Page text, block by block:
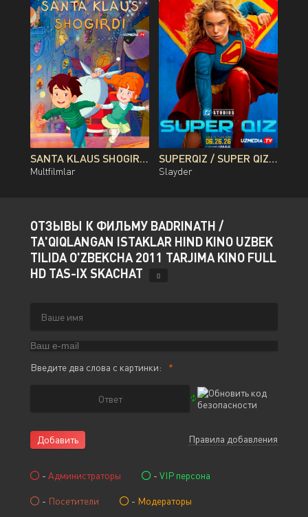
SANTA KLAUS SHOGIRDI MULTFILM UZBEK TILIDA O'ZBEKCHA 2010 TARJIMA KINO FULL HD TAS-IX SKACHAT
Multfilmlar
SUPERQIZ / SUPER QIZ PREMYERA DC FILMI UZBEK TILIDA O'ZBEKCHA 2026 TARJIMA KINO FULL HD TAS-IX SKACHAT
Slayder
ОТЗЫВЫ К ФИЛЬМУ BADRINATH /
TA'QIQLANGAN ISTAKLAR HIND KINO UZBEK
TILIDA O'ZBEKCHA 2011 TARJIMA KINO FULL
HD TAS-IX SKACHAT
0
Введите два слова с картинки:
Добавить Правила добавления
- Администраторы - VIP персона
- Посетители - Модераторы